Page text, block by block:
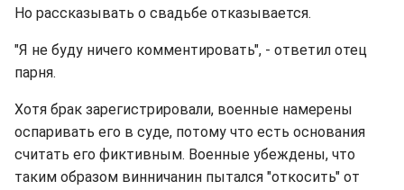
Но рассказывать о свадьбе отказывается.
"Я не буду ничего комментировать", - ответил отец
парня.
Хотя брак зарегистрировали, военные намерены
оспаривать его в суде, потому что есть основания
считать его фиктивным. Военные убеждены, что
таким образом винничанин пытался "откосить" от